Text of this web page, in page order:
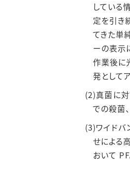
している
定を引き
てきた単
ーの表示
作業後に
発として
(2)真菌に
での殺菌
(3)ワイドバ
せによる
おいて